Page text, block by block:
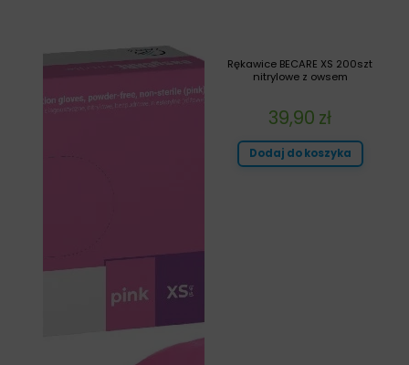
Rękawice BECARE XS 200szt
nitrylowe z owsem
39,90 zł
Dodaj do koszyka